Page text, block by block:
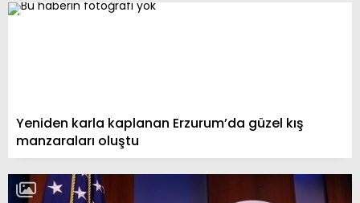
Yeniden karla kaplanan Erzurum’da güzel kış
manzaraları oluştu